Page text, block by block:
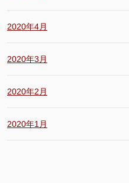
2020年4月
2020年3月
2020年2月
2020年1月